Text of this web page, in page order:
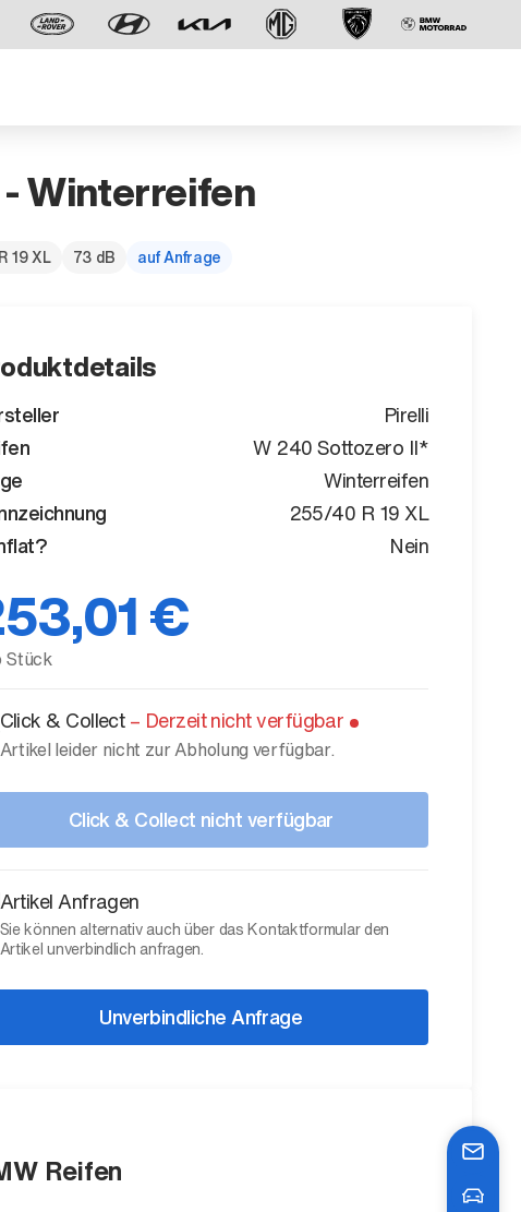
Geschaffen, um vorauszugehen.
Winterreifen
19 XL 73 dB auf Anfrage
Pirelli
W 240 Sottozero II*
Winterreifen
255/40 R 19 XL
Nein
€
Stück
Click & Collect– Derzeit nicht verfügbar
Artikel leider nicht zur Abholung verfügbar.
Click & Collect nicht verfügbar
Artikel Anfragen
Sie können alternativ auch über das Kontaktformular den
Artikel unverbindlich anfragen.
Unverbindliche Anfrage
Reifen